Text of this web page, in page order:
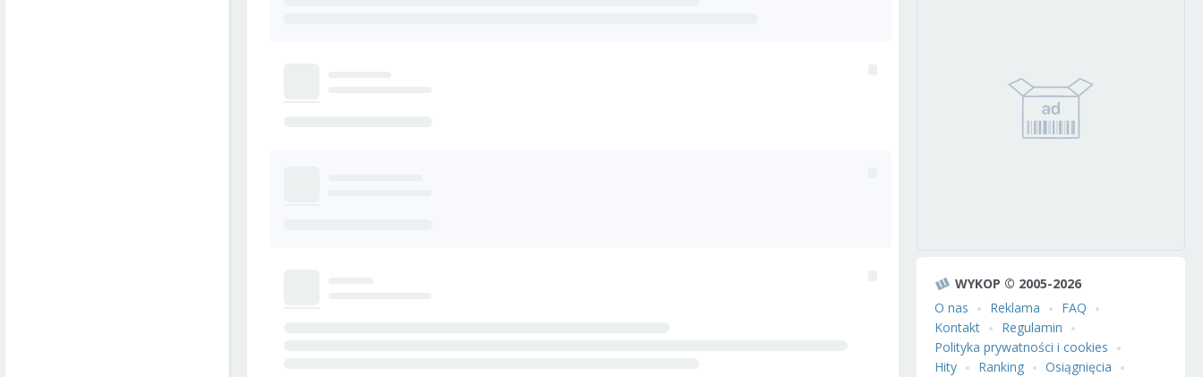
WYKOP © 2005-2026
O nas
Reklama
FAQ
Kontakt
Regulamin
Polityka prywatności i cookies
Hity
Ranking
Osiągnięcia